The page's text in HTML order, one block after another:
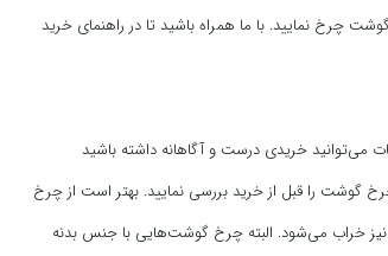
چرخ نمایید. با ما همراه باشید تا در راهنمای خرید
را قبل از خرید بررسی نمایید. بهتر است از چرخ
نیز خراب می‌شود. البته چرخ گوشت‌هایی با جنس بدنه